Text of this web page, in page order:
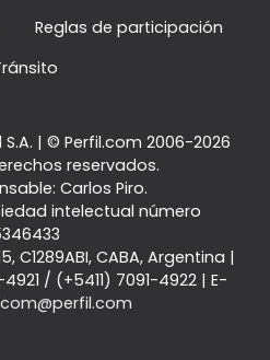
Reglas de participación
| © Perfil.com 2006-2026
reservados.
Carlos Piro.
intelectual número
, C1289ABI, CABA, Argentina |
/ (+5411) 7091-4922| E-